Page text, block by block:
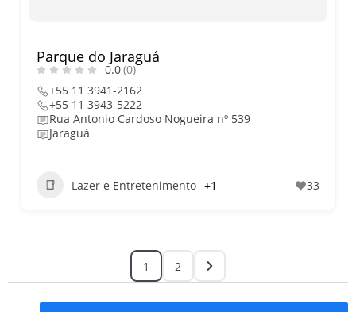
Parque do Jaraguá
0.0(0)
+55 11 3941-2162
+55 11 3943-5222
Rua Antonio Cardoso Nogueira nº 539
Jaraguá
Lazer e Entretenimento +1 33
1 2